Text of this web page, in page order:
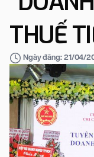
THUẾ
Ngày đăng: 21/04/